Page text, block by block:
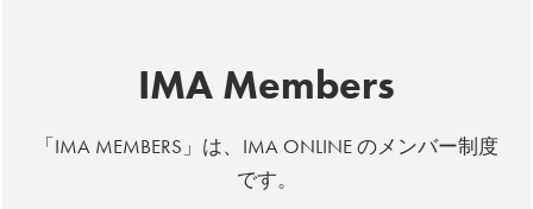
IMA Members
「IMA MEMBERS」は、IMA ONLINE のメンバー制度
です。